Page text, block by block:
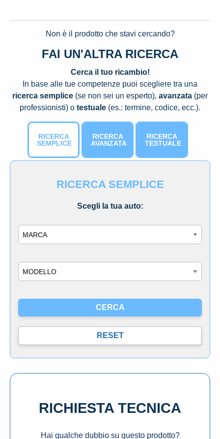
Non è il prodotto che stavi cercando?
FAI UN'ALTRA RICERCA
Cerca il tuo ricambio!
In base alle tue competenze puoi scegliere tra una
ricerca semplice (se non sei un esperto), avanzata (per
professionisti) o testuale (es.: termine, codice, ecc.).
RICERCA
SEMPLICE
RICERCA
AVANZATA
RICERCA
TESTUALE
RICERCA SEMPLICE
Scegli la tua auto:
RICHIESTA TECNICA
Hai qualche dubbio su questo prodotto?